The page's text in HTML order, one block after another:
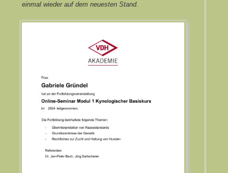
einmal wieder auf dem neuesten Stand.